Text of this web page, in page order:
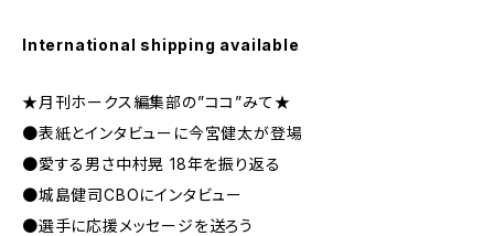
International shipping available
★月刊ホークス編集部の”ココ”みて★
●表紙とインタビューに今宮健太が登場
●愛する男さ中村晃 18年を振り返る
●城島健司CBOにインタビュー
●選手に応援メッセージを送ろう